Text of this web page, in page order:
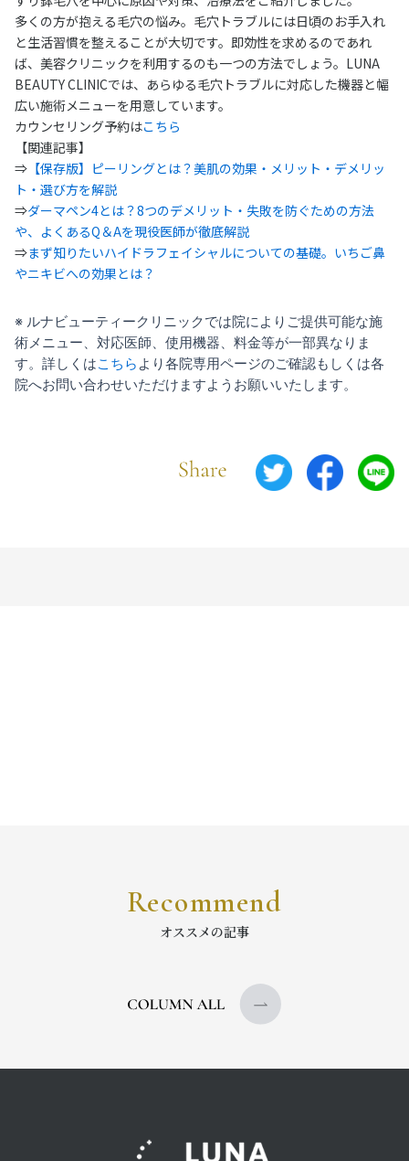
多くの方が抱える毛穴の悩み。毛穴トラブルには日頃のお手入れ
と生活習慣を整えることが大切です。即効性を求めるのであれ
ば、美容クリニックを利用するのも一つの方法でしょう。LUNA
BEAUTY CLINICでは、あらゆる毛穴トラブルに対応した機器と幅
広い施術メニューを用意しています。
カウンセリング予約はこちら
【関連記事】
⇒ 【保存版】ピーリングとは？美肌の効果・メリット・デメリッ
ト・選び方を解説
⇒ダーマペン4とは？8つのデメリット・失敗を防ぐための方法
や、よくあるQ＆Aを現役医師が徹底解説
⇒まず知りたいハイドラフェイシャルについての基礎。いちご鼻
やニキビへの効果とは？
※ ルナビューティークリニックでは院によりご提供可能な施
術メニュー、対応医師、使用機器、料金等が一部異なりま
す。詳しくはこちら より各院専用ページのご確認もしくは各
院へお問い合わせいただけますようお願いいたします。
Recommend
オススメの記事